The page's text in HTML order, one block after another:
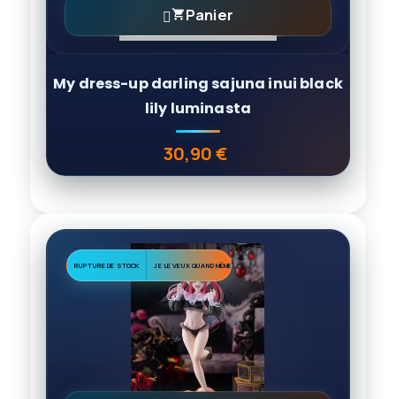
Panier
My dress-up darling sajuna inui black
lily luminasta
Prix
30,90 €
RUPTURE DE STOCK JE LE VEUX QUAND MÊME